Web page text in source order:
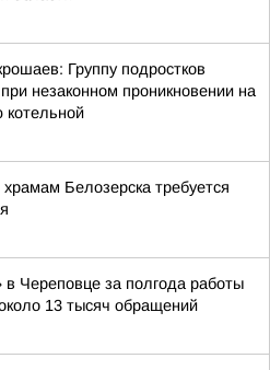
Группу подростков
незаконном проникновении на
котельной
Белозерска требуется
Череповце за полгода работы
13 тысяч обращений